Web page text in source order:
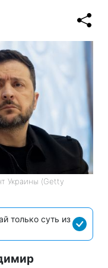
Украины (Getty
только суть из